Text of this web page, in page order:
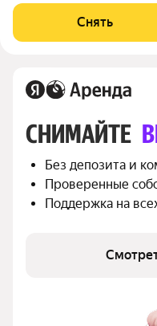
монолитный, окна выходят
Снять
СНИМАЙТЕ
Без депозита и
Проверенные
Поддержка на